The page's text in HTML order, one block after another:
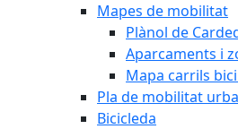
Mapes de mobilitat
Plànol de
Aparcaments i
Mapa carrils
Pla de mobilitat
Bicicleda